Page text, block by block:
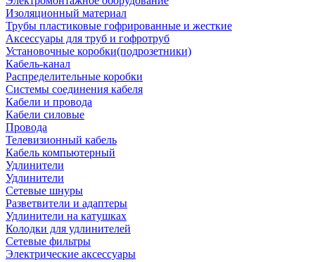
Изоляционный материал
Трубы пластиковые гофрированные и жесткие
Аксессуары для труб и гофротруб
Установочные коробки(подрозетники)
Кабель-канал
Распределительные коробки
Системы соединения кабеля
Кабели и провода
Кабели силовые
Провода
Телевизионный кабель
Кабель компьютерный
Удлинители
Удлинители
Сетевые шнуры
Разветвители и адаптеры
Удлинители на катушках
Колодки для удлинителей
Сетевые фильтры
Электрические аксессуары